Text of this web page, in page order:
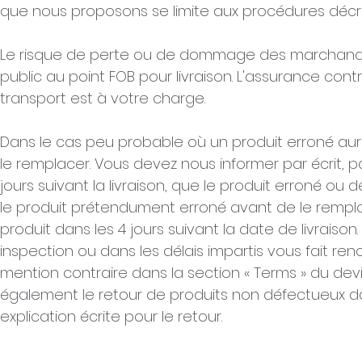
que nous proposons se limite aux procédures
Le risque de perte ou de dommage des
public au point FOB pour livraison. L'assurance
transport est à votre charge.
Dans le cas peu probable où un produit erroné
le remplacer. Vous devez nous informer par écrit,
jours suivant la livraison, que le produit erroné ou
le produit prétendument erroné avant de le
produit dans les 4 jours suivant la date de
inspection ou dans les délais impartis vous fait
mention contraire dans la section « Terms » du
également le retour de produits non défectueux
explication écrite pour le retour.